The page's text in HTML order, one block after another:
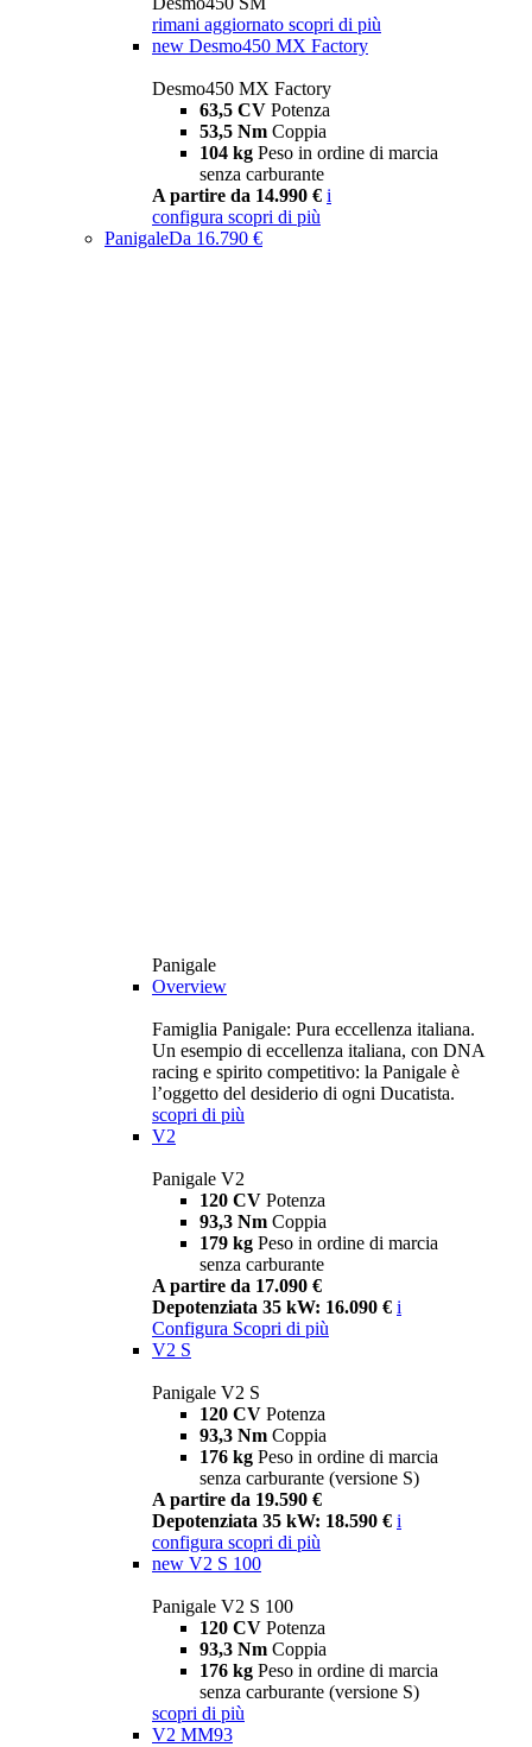
rimani aggiornato scopri di più
new Desmo450 MX Factory
Desmo450 MX Factory
63,5 CV Potenza
53,5 Nm Coppia
104 kg Peso in ordine di marcia
senza carburante
A partire da 14.990 € i
configura scopri di più
PanigaleDa 16.790 €
Panigale
Overview
Famiglia Panigale: Pura eccellenza italiana.
Un esempio di eccellenza italiana, con DNA
racing e spirito competitivo: la Panigale è
l’oggetto del desiderio di ogni Ducatista.
scopri di più
V2
Panigale V2
120 CV Potenza
93,3 Nm Coppia
179 kg Peso in ordine di marcia
senza carburante
A partire da 17.090 €
Depotenziata 35 kW: 16.090 € i
Configura Scopri di più
V2 S
Panigale V2 S
120 CV Potenza
93,3 Nm Coppia
176 kg Peso in ordine di marcia
senza carburante (versione S)
A partire da 19.590 €
Depotenziata 35 kW: 18.590 € i
configura scopri di più
new V2 S 100
Panigale V2 S 100
120 CV Potenza
93,3 Nm Coppia
176 kg Peso in ordine di marcia
senza carburante (versione S)
scopri di più
V2 MM93